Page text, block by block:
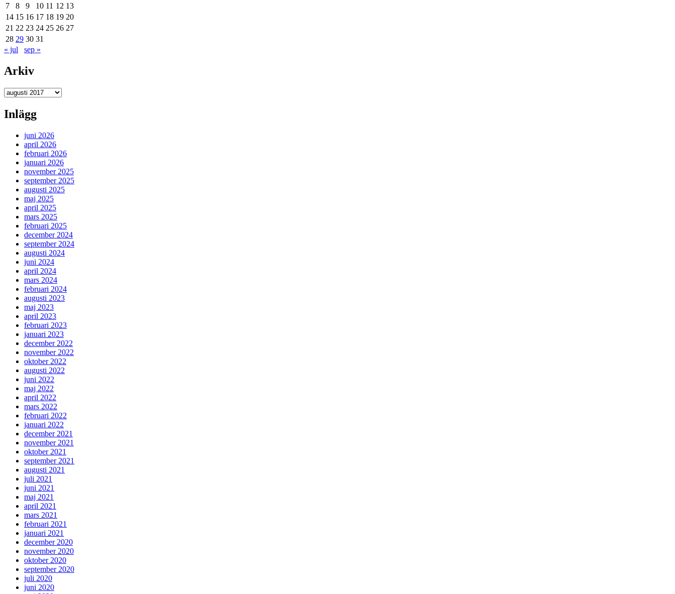
7
8 9 10 11 12 13
14 15 16 17 18 19 20
21 22 23 24 25 26 27
28 29 30 31
« jul
sep »
Arkiv
Arkiv
Inlägg
juni 2026
april 2026
februari 2026
januari 2026
november 2025
september 2025
augusti 2025
maj 2025
april 2025
mars 2025
februari 2025
december 2024
september 2024
augusti 2024
juni 2024
april 2024
mars 2024
februari 2024
augusti 2023
maj 2023
april 2023
februari 2023
januari 2023
december 2022
november 2022
oktober 2022
augusti 2022
juni 2022
maj 2022
april 2022
mars 2022
februari 2022
januari 2022
december 2021
november 2021
oktober 2021
september 2021
augusti 2021
juli 2021
juni 2021
maj 2021
april 2021
mars 2021
februari 2021
januari 2021
december 2020
november 2020
oktober 2020
september 2020
juli 2020
juni 2020